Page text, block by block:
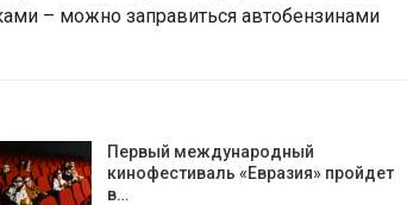
– можно заправиться автобензинами
Первый международный
кинофестиваль «Евразия» пройдет
в…